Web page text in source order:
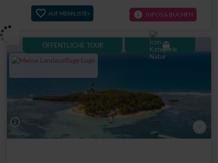
AUF MERKLISTE+ info INFOS & BUCHEN
info_outline
ÖFFENTLICHE TOUR directions_boat